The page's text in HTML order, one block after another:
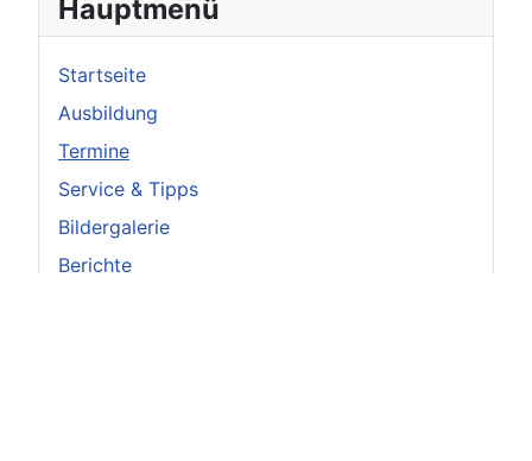
Hauptmenü
Startseite
Ausbildung
Termine
Service & Tipps
Bildergalerie
Berichte